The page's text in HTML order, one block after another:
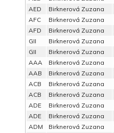
AED
Birknerová Zuzana
AFC
Birknerová Zuzana
AFD
Birknerová Zuzana
GII
Birknerová Zuzana
GII
Birknerová Zuzana
AAA
Birknerová Zuzana
AAB
Birknerová Zuzana
ACB
Birknerová Zuzana
ACB
Birknerová Zuzana
ADE
Birknerová Zuzana
ADE
Birknerová Zuzana
ADM
Birknerová Zuzana